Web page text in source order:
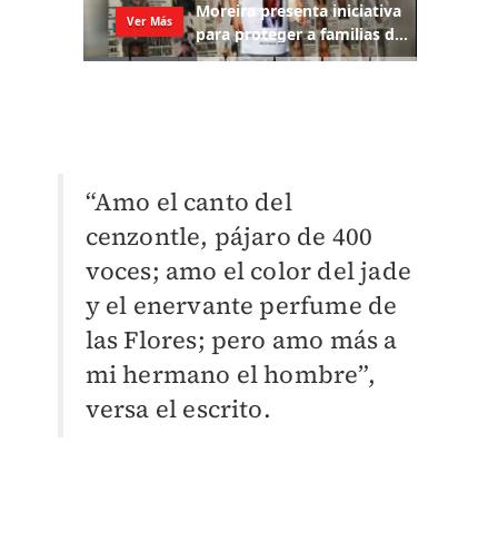
“Amo el canto del
cenzontle, pájaro de 400
voces; amo el color del jade
y el enervante perfume de
las Flores; pero amo más a
mi hermano el hombre”,
versa el escrito.